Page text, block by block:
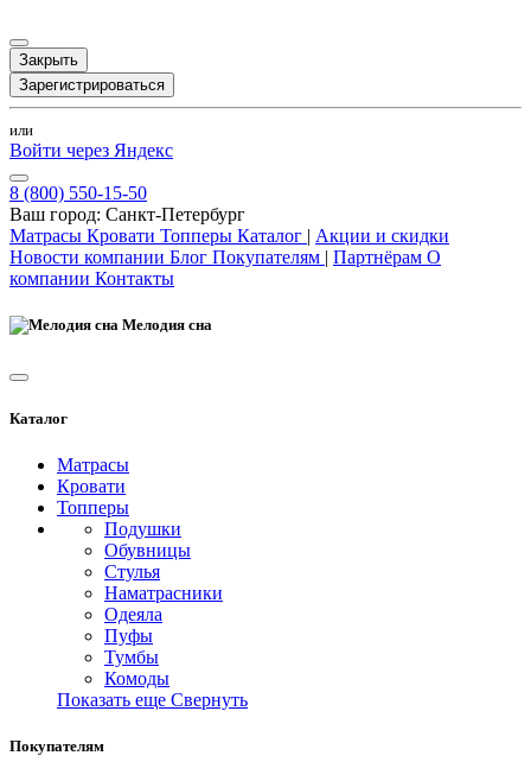
Закрыть
Зарегистрироваться
или
Войти через Яндекс
8 (800) 550-15-50
Ваш город: Санкт-Петербург
Матрасы Кровати Топперы Каталог | Акции и скидки
Новости компании Блог Покупателям | Партнёрам О
компании Контакты
Мелодия сна
Каталог
Матрасы
Кровати
Топперы
Подушки
Обувницы
Стулья
Наматрасники
Одеяла
Пуфы
Тумбы
Комоды
Показать еще Свернуть
Покупателям